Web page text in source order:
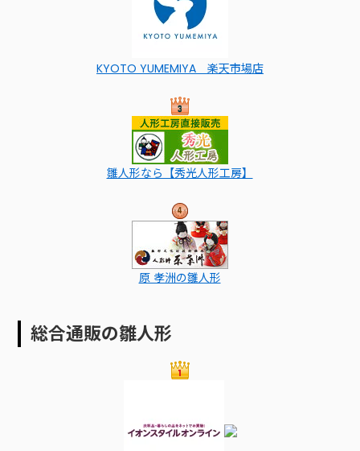
KYOTO YUMEMIYA 楽天市場店
雛人形なら【秀光人形工房】
原 孝洲の雛人形
総合通販の雛人形